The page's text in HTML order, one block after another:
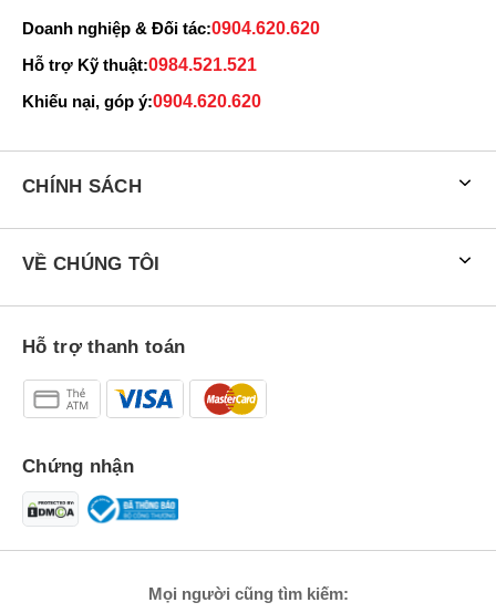
Doanh nghiệp & Đối tác:0904.620.620
Hỗ trợ Kỹ thuật:0984.521.521
Khiếu nại, góp ý:0904.620.620
CHÍNH SÁCH
VỀ CHÚNG TÔI
Hỗ trợ thanh toán
Chứng nhận
Mọi người cũng tìm kiếm: